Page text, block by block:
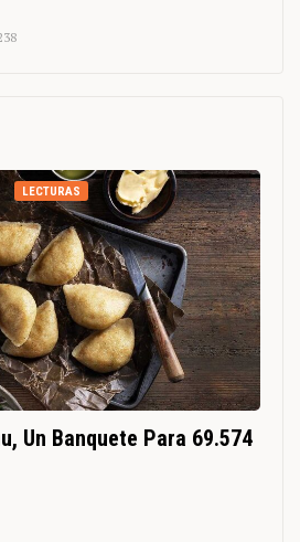
LECTURAS
Un Banquete Para 69.574